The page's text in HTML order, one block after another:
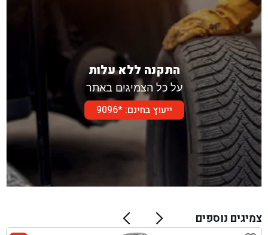
התקנה ללא עלות
על כל הצמיגים באתר
ייעוץ בחינם: *9096
צמיגים נוספים